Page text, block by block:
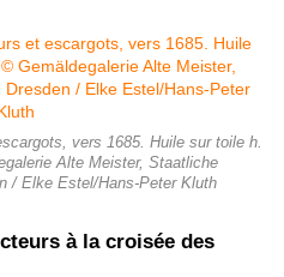
vers 1685. Huile sur toile h.
Alte Meister, Staatliche
/ Elke Estel/Hans-Peter Kluth
à la croisée des